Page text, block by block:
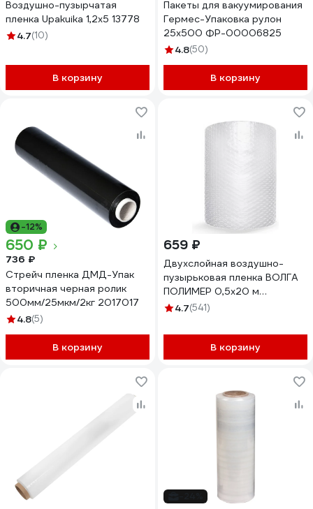
Воздушно-пузырчатая
пленка Upakuika 1,2x5 13778
4.7(10)
В корзину
Пакеты для вакуумирования
Гермес-Упаковка рулон
25х500 ФР-00006825
4.8(50)
В корзину
-12%
650 ₽
736 ₽
Стрейч пленка ДМД-Упак
вторичная черная ролик
500мм/25мкм/2кг 2017017
4.8(5)
В корзину
659 ₽
Двухслойная воздушно-
пузырьковая пленка ВОЛГА
ПОЛИМЕР 0,5x20 м
50706мп
4.7(541)
В корзину